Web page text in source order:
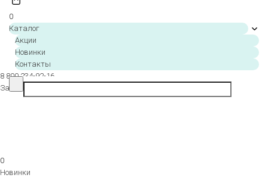
0
Каталог
Акции
Новинки
Контакты
8 800 234-92-16
Заказать звонок
0
Новинки